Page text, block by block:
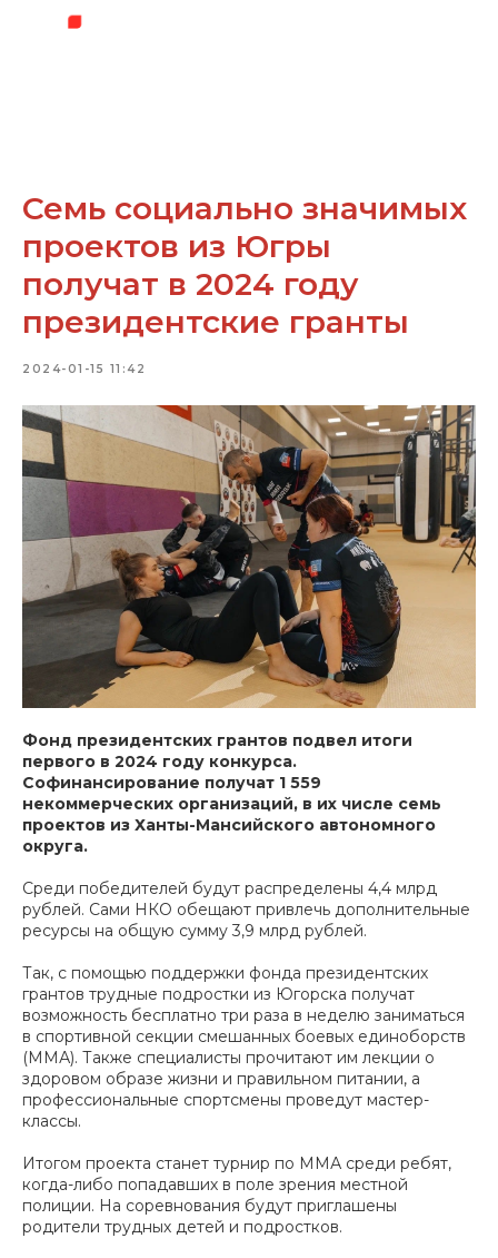
Семь социально значимых
проектов из Югры
получат в 2024 году
президентские гранты
2024-01-15 11:42
Фонд президентских грантов подвел итоги
первого в 2024 году конкурса.
Софинансирование получат 1 559
некоммерческих организаций, в их числе семь
проектов из Ханты-Мансийского автономного
округа.
Среди победителей будут распределены 4,4 млрд
рублей. Сами НКО обещают привлечь дополнительные
ресурсы на общую сумму 3,9 млрд рублей.
Так, с помощью поддержки фонда президентских
грантов трудные подростки из Югорска получат
возможность бесплатно три раза в неделю заниматься
в спортивной секции смешанных боевых единоборств
(ММА). Также специалисты прочитают им лекции о
здоровом образе жизни и правильном питании, а
профессиональные спортсмены проведут мастер-
классы.
Итогом проекта станет турнир по ММА среди ребят,
когда-либо попадавших в поле зрения местной
полиции. На соревнования будут приглашены
родители трудных детей и подростков.